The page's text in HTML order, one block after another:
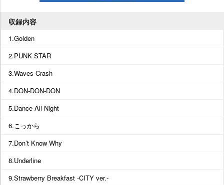
収録内容
1.Golden
2.PUNK STAR
3.Waves Crash
4.DON-DON-DON
5.Dance All Night
6.こっから
7.Don’t Know Why
8.Underline
9.Strawberry Breakfast -CITY ver.-